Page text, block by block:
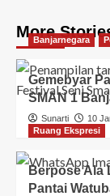
More
Banjarnegara
Gemebyar
SMAN 1
Sunarti 10
Ruang Ekspresi
Berpose Ala
Pantai